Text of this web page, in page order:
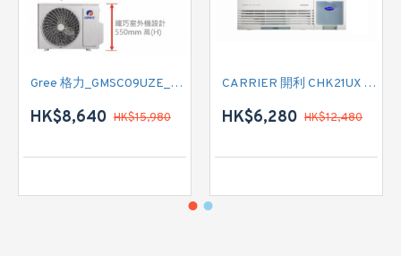
Gree 格力_GMSC09UZE_GMSC12UZE_GMSC18UZC_R32 掛牆變頻式1拖2分體冷氣機 (淨冷型)
HK$8,640 HK$15,980
CARRIER 開利 CHK21UX 二匹半 變頻淨冷窗口式冷氣機 (附遙控)
HK$6,280 HK$12,480